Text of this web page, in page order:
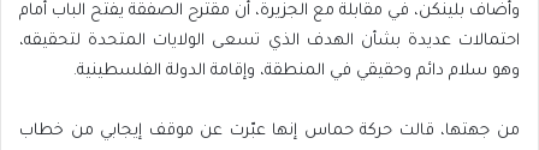
وأضاف بلينكن، في مقابلة مع الجزيرة، أن مقترح الصفقة يفتح الباب أمام
احتمالات عديدة بشأن الهدف الذي تسعى الولايات المتحدة لتحقيقه،
وهو سلام دائم وحقيقي في المنطقة، وإقامة الدولة الفلسطينية.
من جهتها، قالت حركة حماس إنها عبّرت عن موقف إيجابي من خطاب